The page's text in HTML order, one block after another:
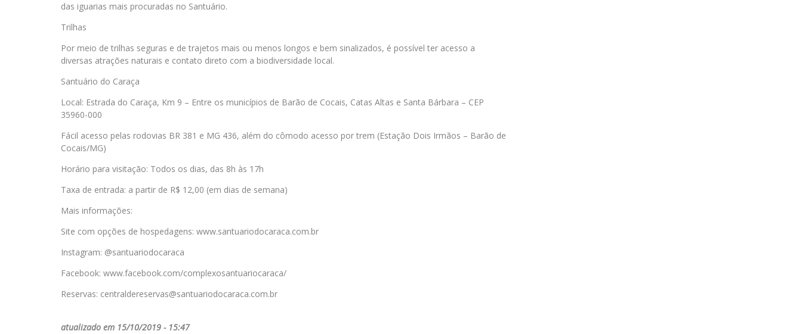
das iguarias mais procuradas no Santuário.
Trilhas
Por meio de trilhas seguras e de trajetos mais ou menos longos e bem sinalizados, é possível ter acesso a
diversas atrações naturais e contato direto com a biodiversidade local.
Santuário do Caraça
Local: Estrada do Caraça, Km 9 – Entre os municípios de Barão de Cocais, Catas Altas e Santa Bárbara – CEP
35960-000
Fácil acesso pelas rodovias BR 381 e MG 436, além do cômodo acesso por trem (Estação Dois Irmãos – Barão de
Cocais/MG)
Horário para visitação: Todos os dias, das 8h às 17h
Taxa de entrada: a partir de R$ 12,00 (em dias de semana)
Mais informações:
Site com opções de hospedagens: www.santuariodocaraca.com.br
Instagram: @santuariodocaraca
Facebook: www.facebook.com/complexosantuariocaraca/
Reservas: centraldereservas@santuariodocaraca.com.br
atualizado em 15/10/2019 - 15:47